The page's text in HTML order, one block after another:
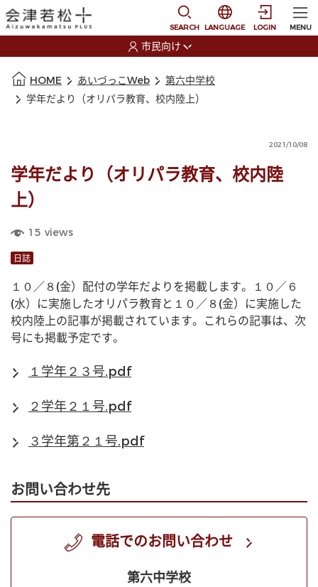
SEARCH
選択すると言語の切
LANGUAGE LOGIN MENU
市民向け
HOME あいづっこWeb
第六中学校
学年だより（オリパラ教育、校内陸上）
2021/10/08
学年だより（オリパラ教育、校内陸
上）
15 views
日誌
１０／８(金）配付の学年だよりを掲載します。１０／６
(水）に実施したオリパラ教育と１０／８(金）に実施した
校内陸上の記事が掲載されています。これらの記事は、次
号にも掲載予定です。
１学年２３号.pdf
２学年２１号.pdf
３学年第２１号.pdf
お問い合わせ先
電話でのお問い合わせ
第六中学校